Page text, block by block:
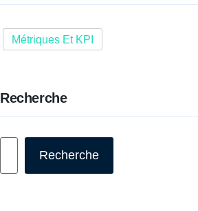
Métriques Et KPI
Recherche
Recherche